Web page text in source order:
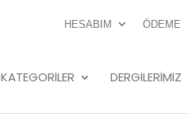
HESABIM ÖDEME
KATEGORILER DERGILERIMIZ